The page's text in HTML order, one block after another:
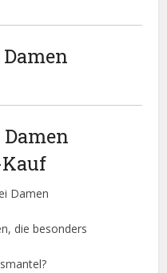
Damen
die besonders